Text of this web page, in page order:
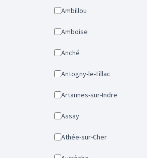
Ambillou
Amboise
Anché
Antogny-le-Tillac
Artannes-sur-Indre
Assay
Athée-sur-Cher